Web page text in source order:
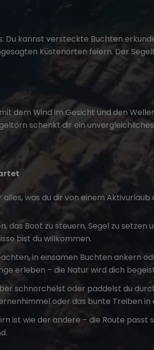
Du kannst versteckte Buchten
Küstenorten feiern. Der
dem Wind im Gesicht und den
schenkt dir ein
was du dir von einem Aktivurlaub
das Boot zu steuern, Segel zu setzen
bist du willkommen.
in einsamen Buchten ankern
erleben – die Natur wird dich
schnorchelst oder paddelst du
oder das bunte Treiben in
ist wie der andere – die Route passt